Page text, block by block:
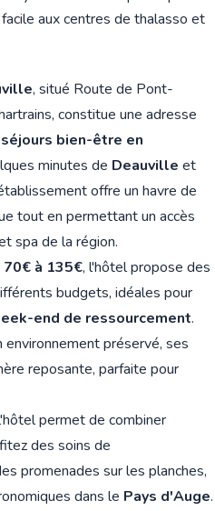
aux centres de thalasso et
, situé Route de Pont-
constitue une adresse
séjours bien-être en
minutes de Deauville et
offre un havre de
tout en permettant un accès
spa de la région.
à 135€, l'hôtel propose des
budgets, idéales pour
end de ressourcement.
préservé, ses
reposante, parfaite pour
permet de combiner
des soins de
promenades sur les planches,
dans le Pays d'Auge.